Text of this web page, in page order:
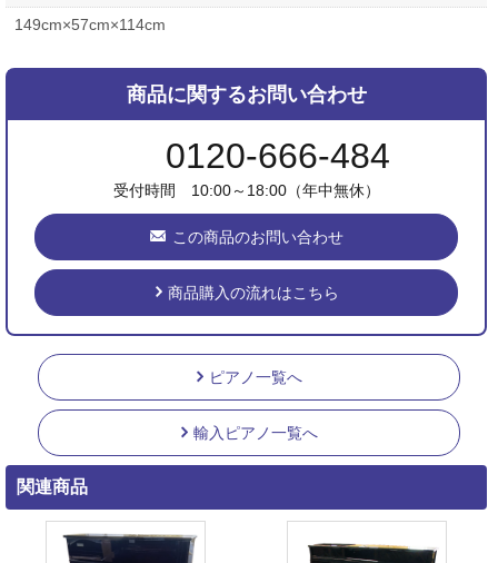
149cm×57cm×114cm
商品に関するお問い合わせ
0120-666-484
受付時間 10:00～18:00（年中無休）
この商品のお問い合わせ
商品購入の流れはこちら
ピアノ一覧へ
輸入ピアノ一覧へ
関連商品